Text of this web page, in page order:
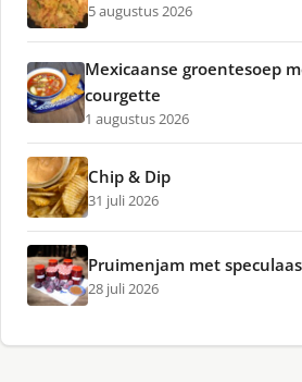
5 augustus 2026
Mexicaanse groentesoep
courgette
1 augustus 2026
Chip & Dip
31 juli 2026
Pruimenjam met
28 juli 2026